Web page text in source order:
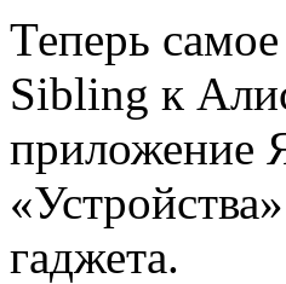
Теперь
Sibling к
приложение
гаджета.